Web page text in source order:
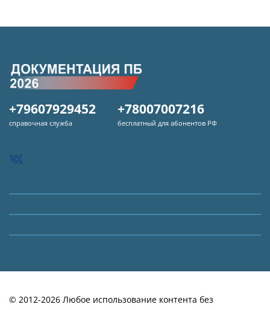
+79607929452
справочная служба
+78007007216
бесплатный для абонентов РФ
© 2012-2026 Любое использование контента без